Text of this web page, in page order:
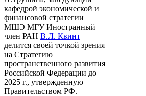
кафедрой экономической и
финансовой стратегии
МШЭ МГУ Иностранный
член РАН В.Л. Квинт
делится своей точкой зрения
на Стратегию
пространственного развития
Российской Федерации до
2025 г., утвержденную
Правительством РФ.